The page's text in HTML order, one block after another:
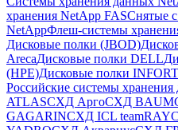
хранения NetApp FASСнятые
NetAppФлеш-системы
Дисковые полки (JBOD)
ArecaДисковые полки DELL
(HPE)Дисковые полки
Российские системы
ATLASСХД AргоСХД BAUM
GAGARINСХД ICL teamRAY